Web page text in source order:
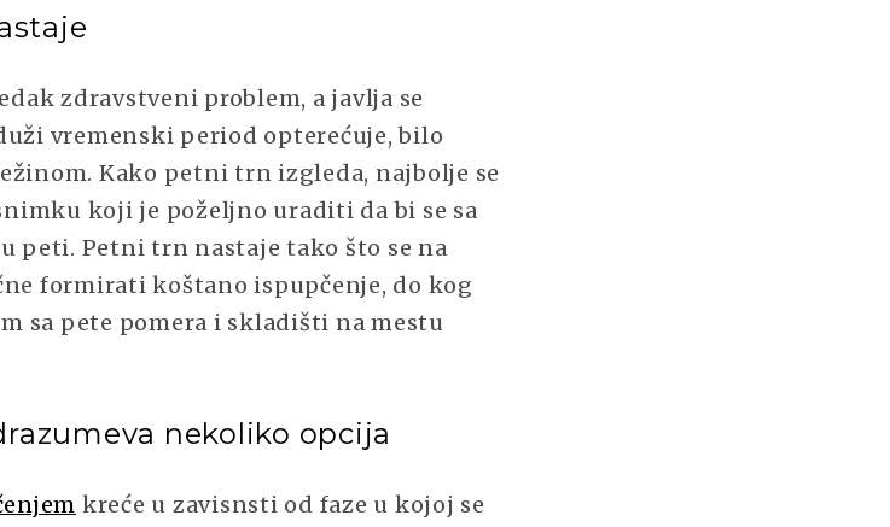
zdravstveni problem, a javlja se
vremenski period opterećuje, bilo
Kako petni trn izgleda, najbolje se
koji je poželjno uraditi da bi se sa
peti. Petni trn nastaje tako što se na
formirati koštano ispupčenje, do kog
sa pete pomera i skladišti na mestu
nekoliko opcija
kreće u zavisnsti od faze u kojoj se